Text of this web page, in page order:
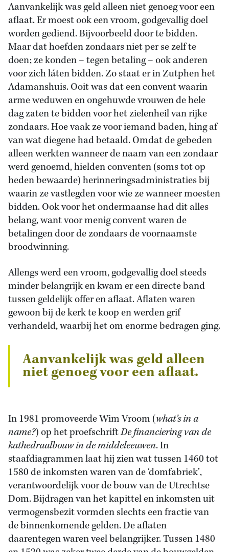
Aanvankelijk was geld alleen niet genoeg voor een
aflaat. Er moest ook een vroom, godgevallig doel
worden gediend. Bijvoorbeeld door te bidden.
Maar dat hoefden zondaars niet per se zelf te
doen; ze konden – tegen betaling – ook anderen
voor zich láten bidden. Zo staat er in Zutphen het
Adamanshuis. Ooit was dat een convent waarin
arme weduwen en ongehuwde vrouwen de hele
dag zaten te bidden voor het zielenheil van rijke
zondaars. Hoe vaak ze voor iemand baden, hing af
van wat diegene had betaald. Omdat de gebeden
alleen werkten wanneer de naam van een zondaar
werd genoemd, hielden conventen (soms tot op
heden bewaarde) herinneringsadministraties bij
waarin ze vastlegden voor wie ze wanneer moesten
bidden. Ook voor het ondermaanse had dit alles
belang, want voor menig convent waren de
betalingen door de zondaars de voornaamste
broodwinning.
Allengs werd een vroom, godgevallig doel steeds
minder belangrijk en kwam er een directe band
tussen geldelijk offer en aflaat. Aflaten waren
gewoon bij de kerk te koop en werden grif
verhandeld, waarbij het om enorme bedragen ging.
Aanvankelijk was geld alleen
niet genoeg voor een aflaat.
In 1981 promoveerde Wim Vroom (what’s in a
name?) op het proefschriftDe financiering van de
kathedraalbouw in de middeleeuwen. In
staafdiagrammen laat hij zien wat tussen 1460 tot
1580 de inkomsten waren van de ‘domfabriek’,
verantwoordelijk voor de bouw van de Utrechtse
Dom. Bijdragen van het kapittel en inkomsten uit
vermogensbezit vormden slechts een fractie van
de binnenkomende gelden. De aflaten
daarentegen waren veel belangrijker. Tussen 1480